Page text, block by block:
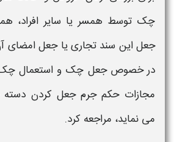
چک توسط همسر یا سایر افراد،
جعلاین سند تجاری یاجعلامضای
در خصوصجعل چک و استعمال
مجازات حکم جرم جعل کردن
می نماید، مراجعه کرد.